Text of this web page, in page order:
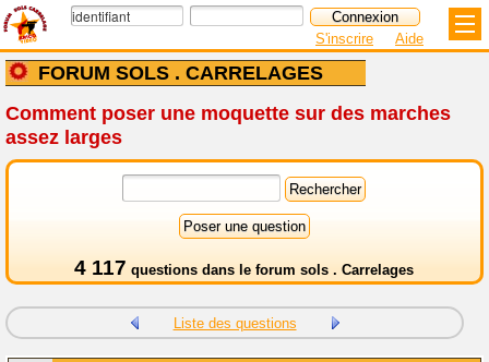
FORUM SOLS . CARRELAGES
S'inscrire Aide
Comment poser une moquette sur des marches
assez larges
4 117 questions dans le forum sols . Carrelages
Liste des questions